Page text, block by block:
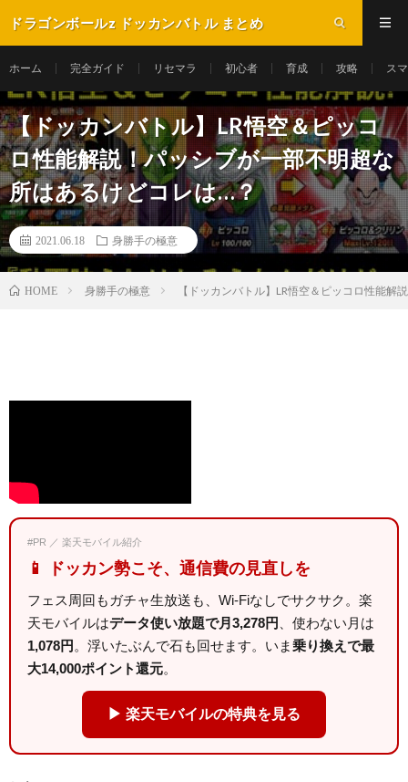
ドラゴンボールz ドッカンバトル まとめ
ホーム 完全ガイド リセマラ 初心者 育成 攻略 ス
【ドッカンバトル】LR悟空＆ピッコ
ロ性能解説！パッシブが一部不明超な
所はあるけどコレは…？
2021.06.18 身勝手の極意
HOME 身勝手の極意 【ドッカンバトル】LR悟空＆ピッコロ性能
#PR ／ 楽天モバイル紹介
📱 ドッカン勢こそ、通信費の見直しを
フェス周回もガチャ生放送も、Wi-Fiなしでサクサク。楽
天モバイルはデータ使い放題で月3,278円
、使わない月は
1,078円 。浮いたぶんで石も回せます。いま乗り換えで最
大14,000ポイント還元。
▶ 楽天モバイルの特典を見る